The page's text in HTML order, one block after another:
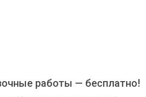
работы — бесплатно!